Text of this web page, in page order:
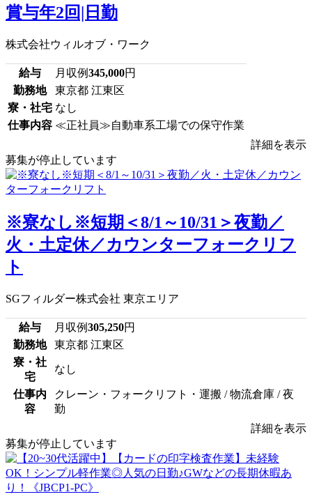
賞与年2回|日勤
株式会社ウィルオブ・ワーク
給与 月収例345,000円
勤務地
東京都 江東区
寮・社宅 なし
仕事内容 ≪正社員≫自動車系工場での保守作業
詳細を表示
募集が停止しています
※寮なし※短期＜8/1～10/31＞夜勤／
火・土定休／カウンターフォークリフ
ト
SGフィルダー株式会社 東京エリア
給与 月収例305,250円
勤務地
東京都 江東区
寮・社
宅
なし
仕事内
容
クレーン・フォークリフト・運搬 / 物流倉庫 / 夜
勤
詳細を表示
募集が停止しています